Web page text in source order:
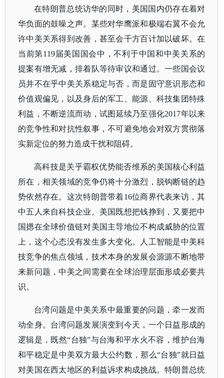
在特朗普总统访华的同时，美国国内仍存在着对
华负面的鼓噪之声。某些对华鹰派和极端右翼不会允
许中美关系得到改善，甚至会千方百计加以破坏。在
当前第119届美国国会中，不利于中国和中美关系的
提案有增无减，排着队等待审议和通过。一些国会议
员并不在乎中美关系稳定与否，而是固守意识形态和
价值观偏见，以及身后的军工、能源、科技集团特殊
利益，不断逆流而动，试图延续乃至强化2017年以来
的竞争性和对抗性叙事，不可避免地会对双方贯彻落
实新定位的努力造成干扰和阻碍。
高科技是关乎霸权优势能否维系的美国核心利益
所在，相关领域的竞争仍将十分激烈，脱钩断链的趋
势依然存在。这次特朗普带着16位商界代表来访，其
中五人来自科技企业。美国既想把钱挣到，又要把中
国摁在全球价值链对美国主导地位不构成威胁的位置
上，这个心态没有发生多大变化。人工智能是中美科
技竞争的焦点领域，技术本身的发展会源源不断地带
来新问题，中美之间需要在全球治理层面形成必要共
识。
台湾问题是中美关系中最重要的问题，牵一发而
动全身。台湾问题发展演变到今天，一个日益形成的
逻辑是，既然“台独”与台海和平水火不容，维护台海
和平稳定是中美双方最大公约数，那么“台独”就日益
对美国在西太地区的利益诉求构成挑战。特朗普总统